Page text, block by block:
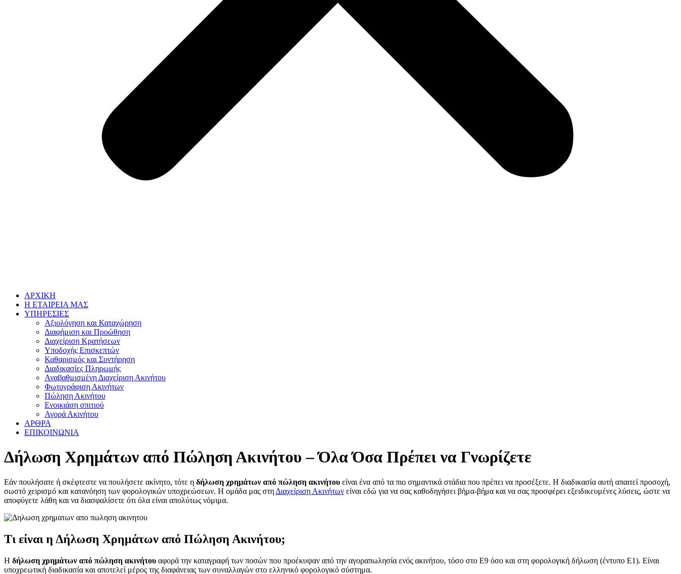
ΑΡΧΙΚΗ
Η ΕΤΑΙΡΕΙΑ ΜΑΣ
ΥΠΗΡΕΣΙΕΣ
Αξιολόγηση και Καταχώρηση
Διαφήμιση και Προώθηση
Διαχείριση Κρατήσεων
Υποδοχής Επισκεπτών
Καθαρισμός και Συντήρηση
Διαδικασίες Πληρωμής
Αναβαθμισμένη Διαχείριση Ακινήτου
Φωτογράφιση Ακινήτων
Πώληση Ακινήτου
Ενοικιάση σπιτιού
Αγορά Ακινήτου
ΑΡΘΡΑ
ΕΠΙΚΟΙΝΩΝΙΑ
Δήλωση Χρημάτων από Πώληση Ακινήτου – Όλα Όσα Πρέπει να Γνωρίζετε
Εάν πουλήσατε ή σκέφτεστε να πουλήσετε ακίνητο, τότε η δήλωση χρημάτων από πώληση ακινήτου είναι ένα από τα πιο σημαντικά στάδια που πρέπει να προσέξετε. Η διαδικασία αυτή απαιτεί προσοχή,
σωστό χειρισμό και κατανόηση των φορολογικών υποχρεώσεων. Η ομάδα μας στη Διαχείριση Ακινήτων είναι εδώ για να σας καθοδηγήσει βήμα-βήμα και να σας προσφέρει εξειδικευμένες λύσεις, ώστε να
αποφύγετε λάθη και να διασφαλίσετε ότι όλα είναι απολύτως νόμιμα.
Τι είναι η Δήλωση Χρημάτων από Πώληση Ακινήτου;
Η δήλωση χρημάτων από πώληση ακινήτου αφορά την καταγραφή των ποσών που προέκυψαν από την αγοραπωλησία ενός ακινήτου, τόσο στο Ε9 όσο και στη φορολογική δήλωση (έντυπο Ε1). Είναι
υποχρεωτική διαδικασία και αποτελεί μέρος της διαφάνειας των συναλλαγών στο ελληνικό φορολογικό σύστημα.